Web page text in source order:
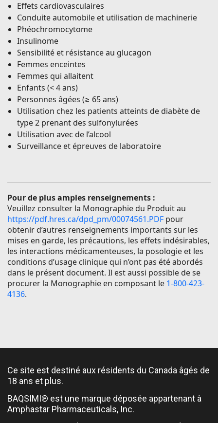
Effets cardiovasculaires
Conduite automobile et utilisation de machinerie
Phéochromocytome
Insulinome
Sensibilité et résistance au glucagon
Femmes enceintes
Femmes qui allaitent
Enfants (< 4 ans)
Personnes âgées (≥ 65 ans)
Utilisation chez les patients atteints de diabète de
type 2 prenant des sulfonylurées
Utilisation avec de l’alcool
Surveillance et épreuves de laboratoire
Pour de plus amples renseignements :
Veuillez consulter la Monographie du Produit au
https://pdf.hres.ca/dpd_pm/00074561.PDF pour
obtenir d’autres renseignements importants sur les
mises en garde, les précautions, les effets indésirables,
les interactions médicamenteuses, la posologie et les
conditions d’usage clinique qui n’ont pas été abordés
dans le présent document. Il est aussi possible de se
procurer la Monographie en composant le 1-800-423-
4136.
Ce site est destiné aux résidents du Canada âgés de
18 ans et plus.
BAQSIMI® est une marque déposée appartenant à
Amphastar Pharmaceuticals, Inc.